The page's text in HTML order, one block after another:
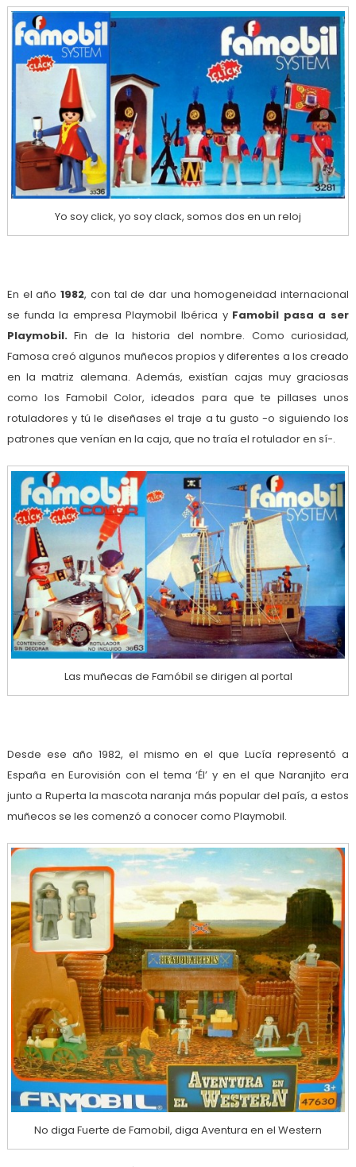
Yo soy click, yo soy clack, somos dos en un reloj
En el año1982, con tal de dar una homogeneidad internacional
se funda la empresa Playmobil Ibérica y Famobil pasa a ser
Playmobil.Fin de la historia del nombre. Como curiosidad,
Famosa creó algunos muñecos propios y diferentes a los creado
en la matriz alemana. Además, existían cajas muy graciosas
como los Famobil Color, ideados para que te pillases unos
rotuladores y tú le diseñases el traje a tu gusto -o siguiendo los
patrones que venían en la caja, que no traía el rotulador en sí-.
Las muñecas de Famóbil se dirigen al portal
Desde ese año 1982, el mismo en el que Lucía representó a
España en Eurovisión con el tema ‘Él’ y en el que Naranjito era
junto a Ruperta la mascota naranja más popular del país, a estos
muñecos se les comenzó a conocer como Playmobil.
No diga Fuerte de Famobil, diga Aventura en el Western